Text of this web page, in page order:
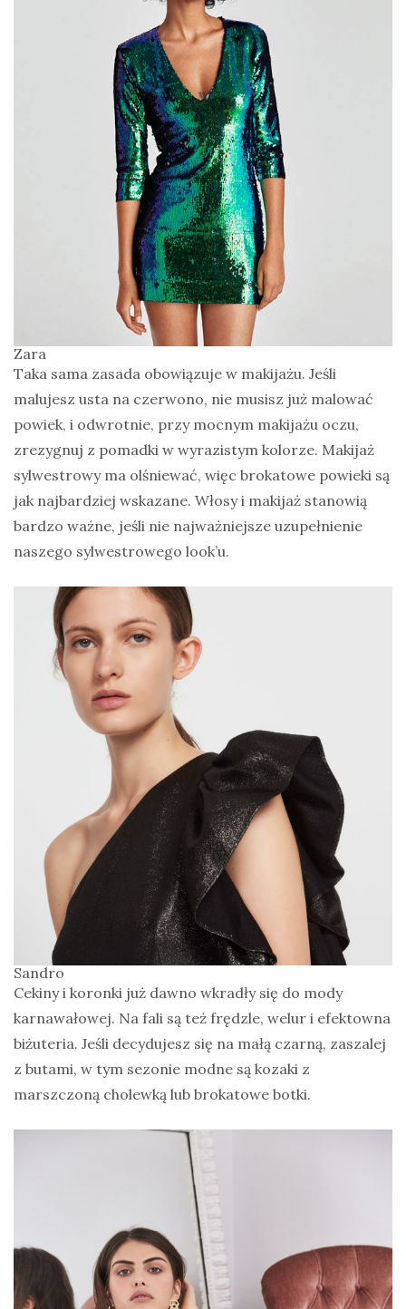
Zara
Taka sama zasada obowiązuje w makijażu. Jeśli
malujesz usta na czerwono, nie musisz już malować
powiek, i odwrotnie, przy mocnym makijażu oczu,
zrezygnuj z pomadki w wyrazistym kolorze. Makijaż
sylwestrowy ma olśniewać, więc brokatowe powieki są
jak najbardziej wskazane. Włosy i makijaż stanowią
bardzo ważne, jeśli nie najważniejsze uzupełnienie
naszego sylwestrowego look’u.
Sandro
Cekiny i koronki już dawno wkradły się do mody
karnawałowej. Na fali są też frędzle, welur i efektowna
biżuteria. Jeśli decydujesz się na małą czarną, zaszalej
z butami, w tym sezonie modne są kozaki z
marszczoną cholewką lub brokatowe botki.